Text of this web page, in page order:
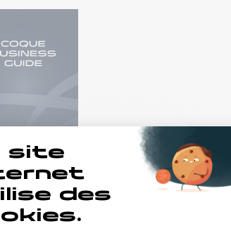
die Broschüre
[FR/EN]